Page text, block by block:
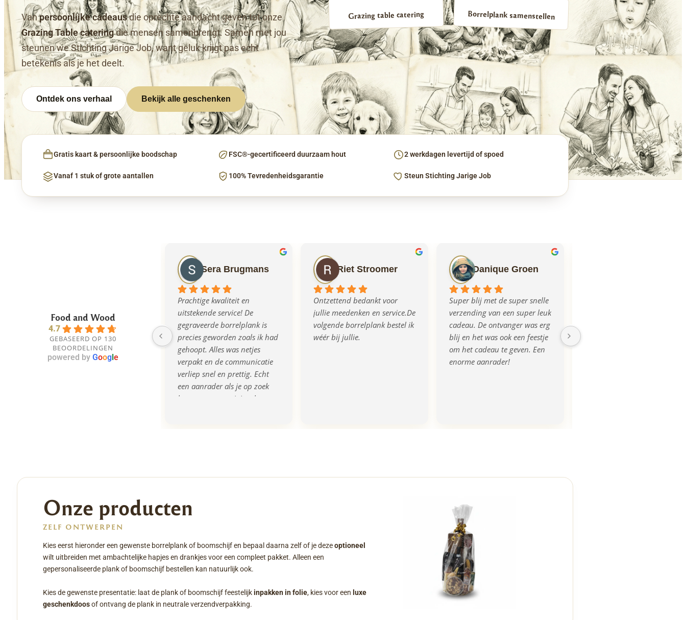
Vanpersoonlijke cadeausdie oprechte aandacht geven tot onze
Grazing Table cateringdie mensen samenbrengt. Samen met jou
steunen we Stichting Jarige Job, want geluk krijgt pas echt
betekenis als je het deelt.
Ontdek ons verhaal Bekijk alle geschenken
Grazing table catering Borrelplank samenstellen
Gratis kaart & persoonlijke boodschap FSC®-gecertificeerd duurzaam hout 2 werkdagen levertijd of spoed
Vanaf 1 stuk of grote aantallen 100% Tevredenheidsgarantie Steun Stichting Jarige Job
Food and Wood
4.7
GEBASEERD OP 130
BEOORDELINGEN
powered by Google
Sera Brugmans
Prachtige kwaliteit en
uitstekende service! De
gegraveerde borrelplank is
precies geworden zoals ik had
gehoopt. Alles was netjes
verpakt en de communicatie
verliep snel en prettig. Echt
een aanrader als je op zoek
bent naar een origineel en
Riet Stroomer
Ontzettend bedankt voor
jullie meedenken en service.De
volgende borrelplank bestel ik
wéér bij jullie.
Danique Groen
Super blij met de super snelle
verzending van een super leuk
cadeau. De ontvanger was erg
blij en het was ook een feestje
om het cadeau te geven. Een
enorme aanrader!
Onze producten
ZELF ONTWERPEN
Kies eerst hieronder een gewenste borrelplank of boomschijf en bepaal daarna zelf of je dezeoptioneel
wilt uitbreiden met ambachtelijke hapjes en drankjes voor een compleet pakket. Alleen een
gepersonaliseerde plank of boomschijf bestellen kan natuurlijk ook.
Kies de gewenste presentatie: laat de plank of boomschijf feestelijkinpakken in folie, kies voor een luxe
geschenkdoosof ontvang de plank in neutrale verzendverpakking.